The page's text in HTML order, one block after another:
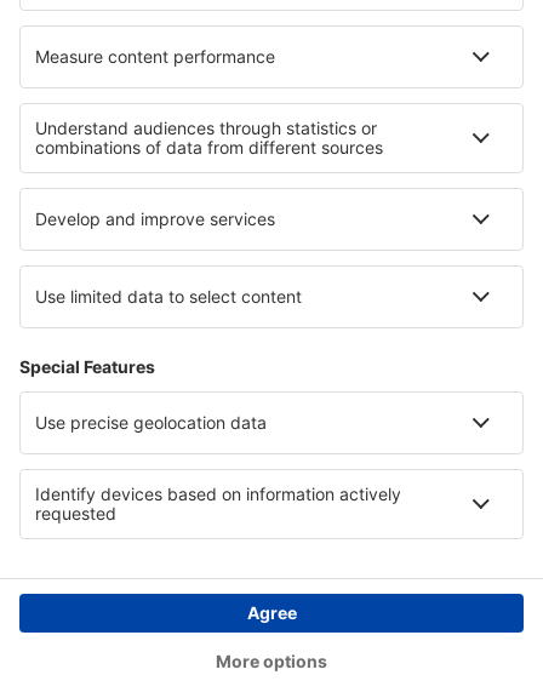
eSky
Felhasználási feltételek
Foglalásaim
Adatvédelmi Irányelvek
Segítség és kapcsolat
Országok
Nemzetközi weboldalak
eSky.eu eSky.com eDestinos.com